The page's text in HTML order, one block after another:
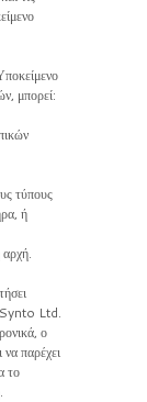
μπορεί:
τύπους
ή
αρχή.
Synto Ltd.
ο
παρέχει
το